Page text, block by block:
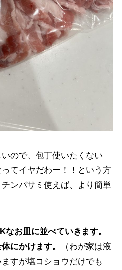
ので、包丁使いたくない
てイヤだわー！！という方
ンバサミ使えば、より簡単
お皿に並べていきます。
にかけます。
（わが家は液
すが塩コショウだけでも